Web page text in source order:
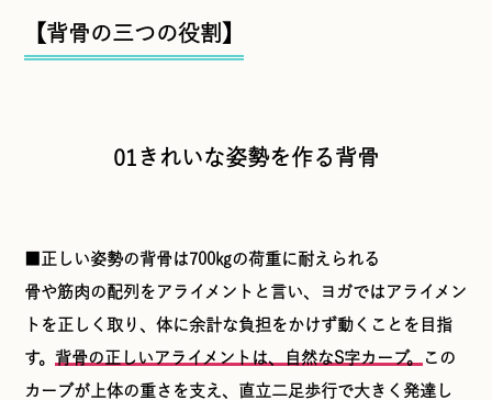
【背骨の三つの役割】
01きれいな姿勢を作る背骨
■正しい姿勢の背骨は700㎏の荷重に耐えられる
骨や筋肉の配列をアライメントと言い、ヨガではアライメン
トを正しく取り、体に余計な負担をかけず動くことを目指
す。背骨の正しいアライメントは、自然なS字カーブ。
この
カーブが上体の重さを支え、直立二足歩行で大きく発達し